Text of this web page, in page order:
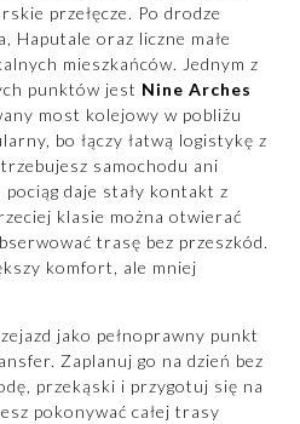
przełęcze. Po drodze
, Haputale oraz liczne małe
mieszkańców. Jednym z
punktów jest Nine Arches
most kolejowy w pobliżu
bo łączy łatwą logistykę z
samochodu ani
daje stały kontakt z
klasie można otwierać
trasę bez przeszkód.
komfort, ale mniej
jako pełnoprawny punkt
Zaplanuj go na dzień bez
przekąski i przygotuj się na
pokonywać całej trasy